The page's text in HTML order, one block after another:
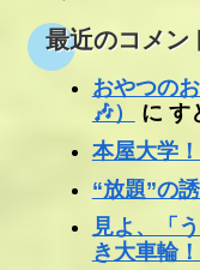
最近のコメン
おやつの
🎶）
に す
本屋大学
“放題”の
見よ、「
き大車輪！